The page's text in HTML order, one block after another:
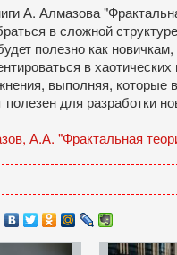
А. Алмазова
в сложной
полезно как
в
выполняя, которые
полезен для разработки
А.А. "Фрактальная